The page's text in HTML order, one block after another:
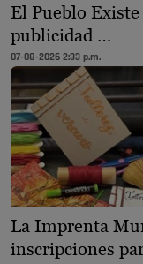
El Pueblo
publicidad …
07-08-2026 2:33 p.m.
La Imprenta
inscripciones